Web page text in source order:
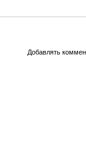
Добавлять